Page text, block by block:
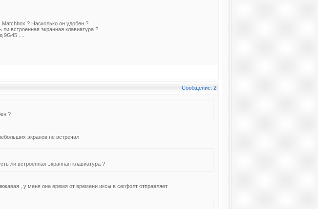
Matchbox ? Насколько он удобен ?
ли встроенная экранная клавиатура ?
9G45 ....
Сообщение: 2
?
экранов не встречал
ли встроенная экранная клавиатура ?
, у меня она время от времени иксы в сегфолт отправляет